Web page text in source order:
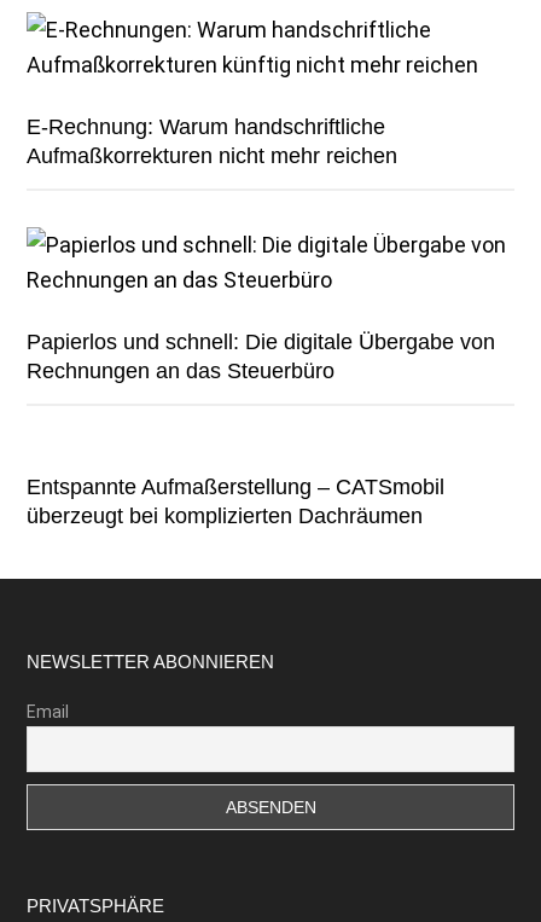
E-Rechnung: Warum handschriftliche
Aufmaßkorrekturen nicht mehr reichen
Papierlos und schnell: Die digitale Übergabe von
Rechnungen an das Steuerbüro
Entspannte Aufmaßerstellung – CATSmobil
überzeugt bei komplizierten Dachräumen
Footer
NEWSLETTER ABONNIEREN
Email
PRIVATSPHÄRE